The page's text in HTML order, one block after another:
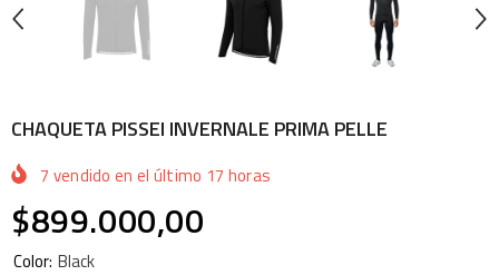
CHAQUETA PISSEI INVERNALE PRIMA PELLE
7 vendido en el último 17 horas
$899.000,00
Color: Black